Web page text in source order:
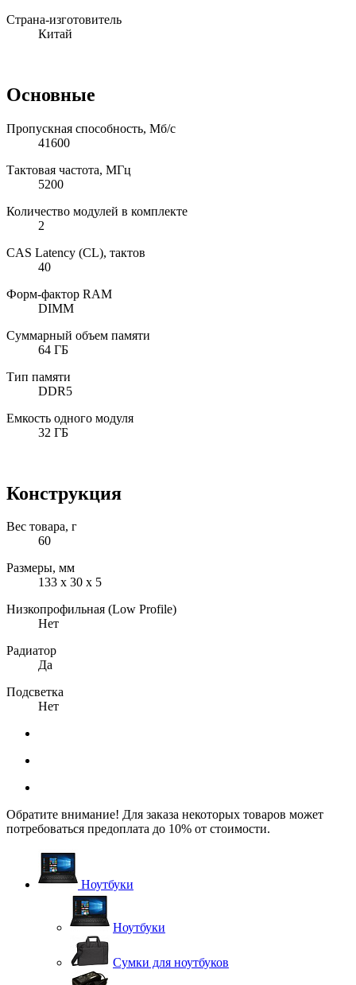
Страна-изготовитель
Китай
Основные
Пропускная способность, Мб/с
41600
Тактовая частота, МГц
5200
Количество модулей в комплекте
2
CAS Latency (CL), тактов
40
Форм-фактор RAM
DIMM
Суммарный объем памяти
64 ГБ
Тип памяти
DDR5
Емкость одного модуля
32 ГБ
Конструкция
Вес товара, г
60
Размеры, мм
133 х 30 х 5
Низкопрофильная (Low Profile)
Нет
Радиатор
Да
Подсветка
Нет
Обратите внимание! Для заказа некоторых товаров может
потребоваться предоплата до 10% от стоимости.
Ноутбуки
Ноутбуки
Сумки для ноутбуков